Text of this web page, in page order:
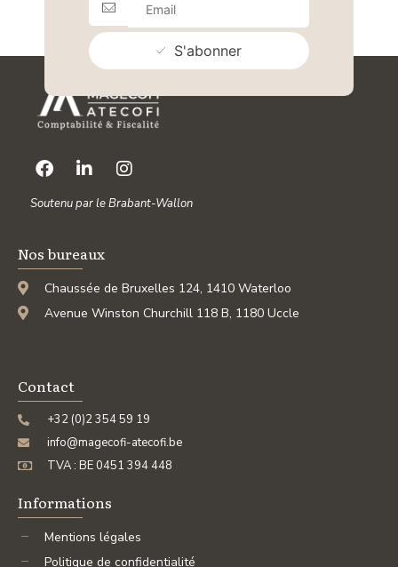
S'abonner
Soutenu par le Brabant-Wallon
Nos bureaux
Chaussée de Bruxelles 124, 1410 Waterloo
Avenue Winston Churchill 118 B, 1180 Uccle
Contact
+32 (0)2 354 59 19
info@magecofi-atecofi.be
TVA : BE 0451 394 448
Informations
Mentions légales
Politique de confidentialité